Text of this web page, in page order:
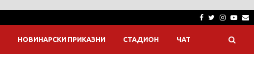
Facebook
Twitter
НОВИНАРСКИ ПРИКАЗНИ СТАДИОН ЧАТ